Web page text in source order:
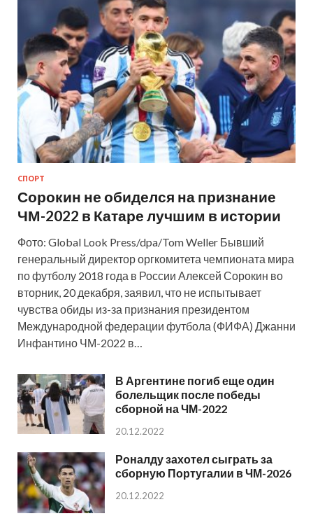
СПОРТ
Сорокин не обиделся на признание
ЧМ-2022 в Катаре лучшим в истории
Фото: Global Look Press/dpa/Tom Weller Бывший
генеральный директор оргкомитета чемпионата мира
по футболу 2018 года в России Алексей Сорокин во
вторник, 20 декабря, заявил, что не испытывает
чувства обиды из-за признания президентом
Международной федерации футбола (ФИФА) Джанни
Инфантино ЧМ-2022 в…
В Аргентине погиб еще один
болельщик после победы
сборной на ЧМ-2022
20.12.2022
Роналду захотел сыграть за
сборную Португалии в ЧМ-2026
20.12.2022